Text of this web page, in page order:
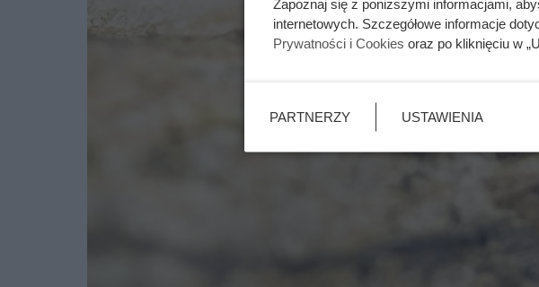
Zapoznaj się z poniższymi informacjami,
internetowych. Szczegółowe informacje
Prywatności i Cookies oraz po kliknięciu w
PARTNERZY USTAWIENIA